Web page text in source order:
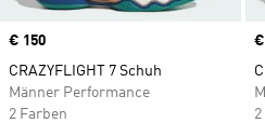
Price
€ 150
CRAZYFLIGHT 7 Schuh
Männer Performance
2 Farben
€